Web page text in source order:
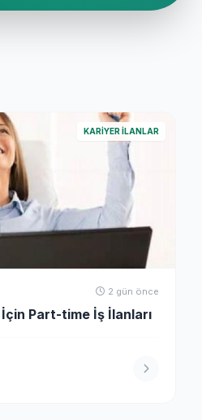
KARIYER ILANLAR
2 gün önce
Part-time İş İlanları